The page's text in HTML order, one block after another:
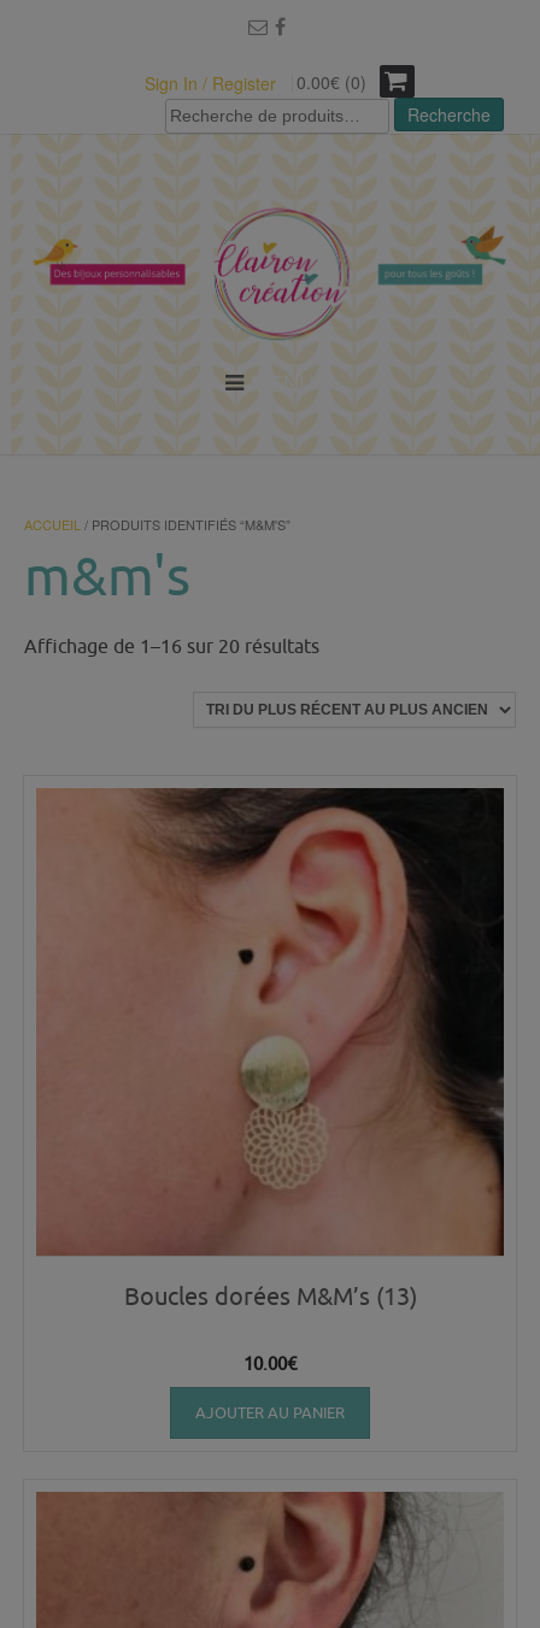
Sign In / Register
0.00€ (0)
Recherche
pour :
Recherche
ACCUEIL / PRODUITS IDENTIFIÉS “M&M'S”
m&m's
Affichage de 1–16 sur 20 résultatsTrié
plus
plus
ancien
Boucles dorées M&M’s (13)
10.00€
AJOUTER AU PANIER